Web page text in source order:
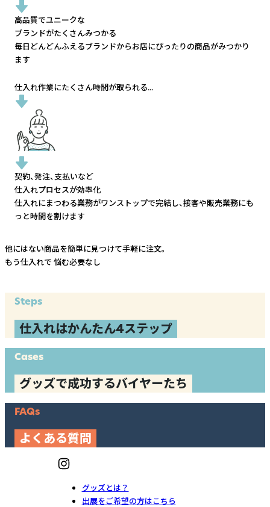
高品質でユニークな
ブランドがたくさんみつかる
毎日どんどんふえるブランドからお店にぴったりの商品がみつかり
ます
仕入れ作業にたくさん時間が取られる...
契約、発注、支払いなど
仕入れプロセスが効率化
仕入れにまつわる業務がワンストップで完結し、接客や販売業務にも
っと時間を割けます
他にはない商品を簡単に見つけて手軽に注文。
もう仕入れで 悩む必要なし
Steps
仕入れはかんたん4ステップ
Cases
グッズで成功するバイヤーたち
FAQs
よくある質問
グッズとは？
出展をご希望の方はこちら